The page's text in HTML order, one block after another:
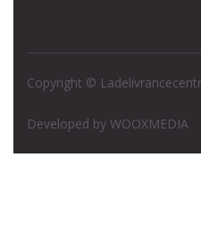
Copyright ©
Developed by WOOXMEDIA